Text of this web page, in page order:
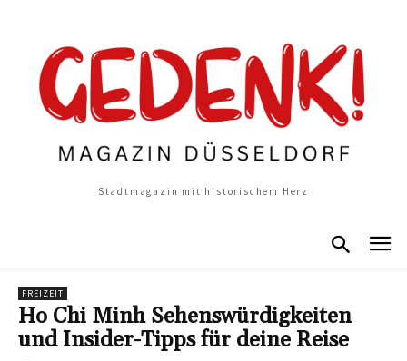
Stadtmagazin mit historischem Herz
FREIZEIT
Ho Chi Minh Sehenswürdigkeiten
und Insider-Tipps für deine Reise